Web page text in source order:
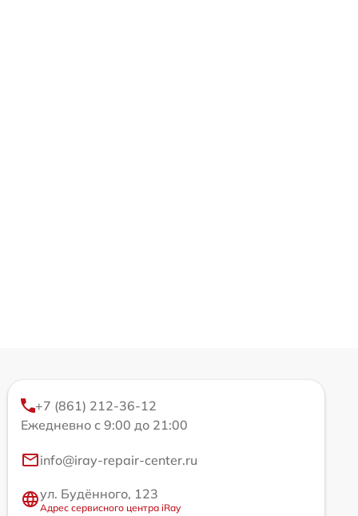
+7 (861) 212-36-12
Ежедневно с 9:00 до 21:00
info@iray-repair-center.ru
ул. Будённого, 123
Адрес сервисного центра iRay